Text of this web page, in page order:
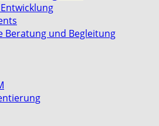
Beratung und Begleitung